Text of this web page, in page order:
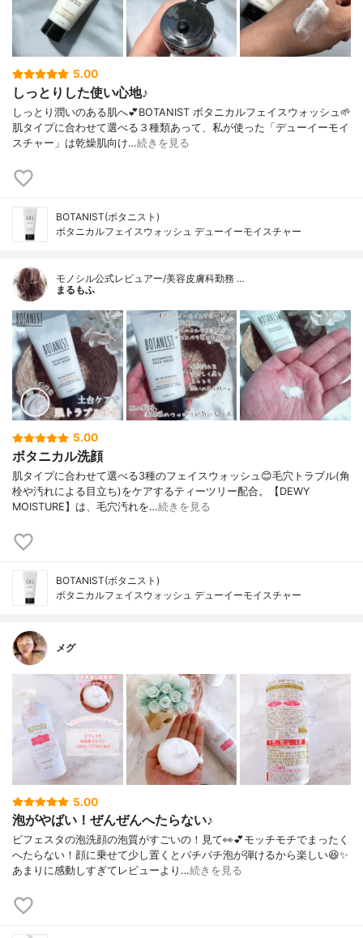
5.00
しっとりした使い心地♪
しっとり潤いのある肌へ💕BOTANIST ボタニカルフェイスウォッシュ🌱
肌タイプに合わせて選べる３種類あって、私が使った「デューイーモイ
スチャー」は乾燥肌向け…続きを見る
BOTANIST(ボタニスト)
ボタニカルフェイスウォッシュ デューイーモイスチャー
モノシル公式レビュアー/美容皮膚科勤務 …
まるもふ
5.00
ボタニカル洗顔
肌タイプに合わせて選べる3種のフェイスウォッシュ😊毛穴トラブル(角
栓や汚れによる目立ち)をケアするティーツリー配合。【DEWY
MOISTURE】は、毛穴汚れを…続きを見る
BOTANIST(ボタニスト)
ボタニカルフェイスウォッシュ デューイーモイスチャー
メグ
5.00
泡がやばい！ぜんぜんへたらない♪
ビフェスタの泡洗顔の泡質がすごいの！見て👀💕モッチモチでまったく
へたらない！顔に乗せて少し置くとパチパチ泡が弾けるから楽しい😆✨
あまりに感動しすぎてレビューより…続きを見る